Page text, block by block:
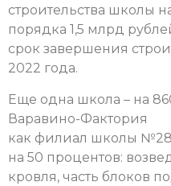
строительства школы
порядка 1,5 млрд
срок завершения
2022 года.
Еще одна школа – на
Варавино-Фактория
как филиал школы №28.
на 50 процентов:
кровля, часть блоков